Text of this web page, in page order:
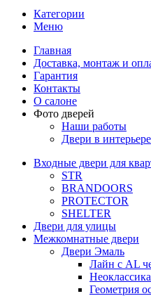
Категории
Меню
Главная
Доставка, монтаж и
Гарантия
Контакты
О салоне
Фото дверей
Наши работы
Двери в интерьере
Входные двери для
STR
BRANDOORS
PROTECTOR
SHELTER
Двери для улицы
Межкомнатные двери
Двери Эмаль
Лайн с AL
Геометрия